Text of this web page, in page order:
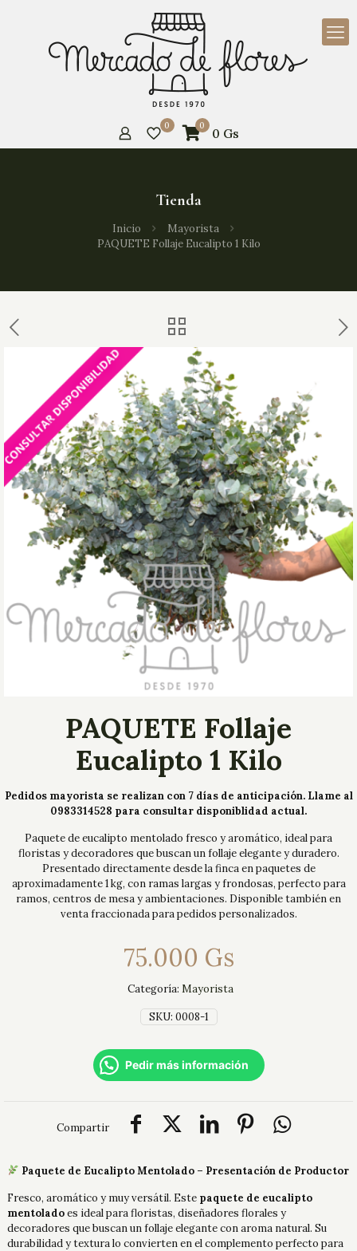
0 0 0 Gs
Tienda
Inicio
Mayorista
PAQUETE Follaje Eucalipto 1 Kilo
PAQUETE Follaje
Eucalipto 1 Kilo
Pedidos mayorista se realizan con 7 días de anticipación. Llame al
0983314528 para consultar disponiblidad actual.
Paquete de eucalipto mentolado fresco y aromático, ideal para
floristas y decoradores que buscan un follaje elegante y duradero.
Presentado directamente desde la finca en paquetes de
aproximadamente 1 kg, con ramas largas y frondosas, perfecto para
ramos, centros de mesa y ambientaciones. Disponible también en
venta fraccionada para pedidos personalizados.
75.000 Gs
SKU: 0008-1
Categoría: Mayorista
Pedir más información
Compartir
Paquete de Eucalipto Mentolado – Presentación de Productor
Fresco, aromático y muy versátil. Este paquete de eucalipto
mentoladoes ideal para floristas, diseñadores florales y
decoradores que buscan un follaje elegante con aroma natural. Su
durabilidad y textura lo convierten en el complemento perfecto para